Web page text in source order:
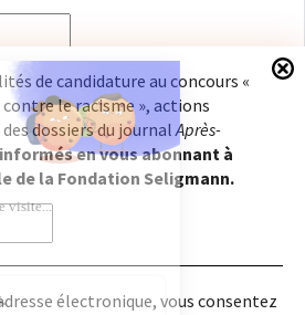
adresse électronique, vous
l'infolettre de la Fondation
à notrepolitique de
sera possible de vous
de candidature au concours «
le racisme », actions
dossiers du journalAprès-
en vous abonnant à
la Fondation Seligmann.
électronique, vous consentez